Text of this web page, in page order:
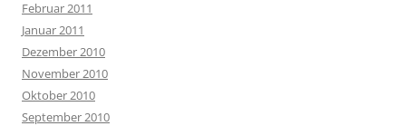
Februar 2011
Januar 2011
Dezember 2010
November 2010
Oktober 2010
September 2010